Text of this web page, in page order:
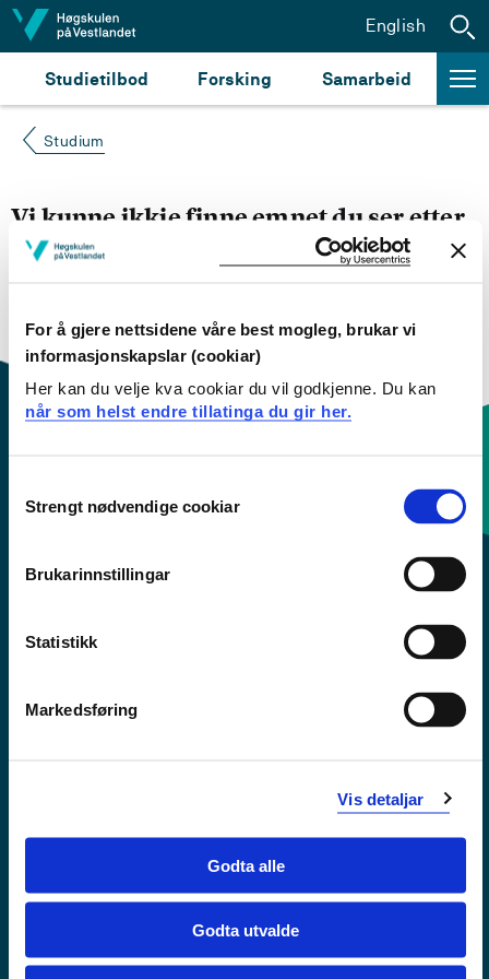
For å gjere nettsidene våre best mogleg, brukar vi
informasjonskapslar (cookiar)
Her kan du velje kva cookiar du vil godkjenne. Du kan
når som helst endre tillatinga du gir her.
Selection
Strengt nødvendige cookiar
Brukarinnstillingar
Statistikk
Markedsføring
Vis detaljar
Godta alle
Godta utvalde
Hopp til innhald
Studietilbod Forsking Samarbeid
English
Studium
Vi kunne ikkje finne emnet du ser etter
søke opp emnet du ser etter i
engelsk emneplan ved å klikke på «English».